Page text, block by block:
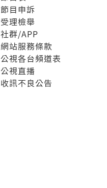
節目申訴
受理檢舉
社群/APP
網站服務條款
公視各台頻道表
公視直播
收訊不良公告